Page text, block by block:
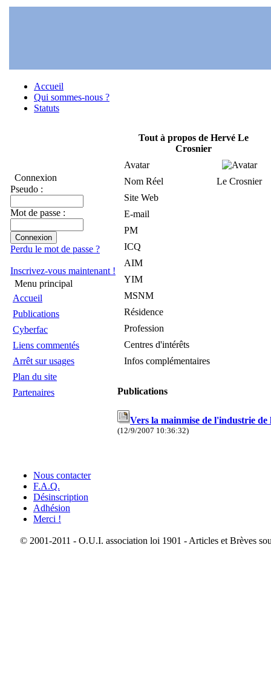
Accueil
Qui sommes-nous ?
Statuts
Connexion
Pseudo :
Mot de passe :
Perdu le mot de passe ?
Inscrivez-vous maintenant !
Menu principal
Accueil
Publications
Cyberfac
Liens commentés
Arrêt sur usages
Plan du site
Partenaires
Tout à propos de Hervé Le
Crosnier
Avatar
Nom Réel
Le Crosnier
Site Web
E-mail
PM
ICQ
AIM
YIM
MSNM
Résidence
Profession
Centres d'intérêts
Infos complémentaires
Publications
Vers la mainmise de l'industrie
(12/9/2007 10:36:32)
Nous contacter
F.A.Q.
Désinscription
Adhésion
Merci !
© 2001-2011 - O.U.I. association loi 1901 - Articles et Brèves